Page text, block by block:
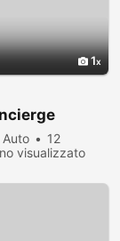
1
Auto
12
visualizzato